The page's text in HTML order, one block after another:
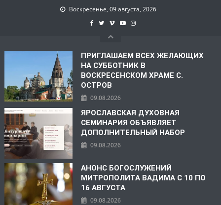
Воскресенье, 09 августа, 2026
ПРИГЛАШАЕМ ВСЕХ ЖЕЛАЮЩИХ
НА СУББОТНИК В
ВОСКРЕСЕНСКОМ ХРАМЕ С.
ОСТРОВ
09.08.2026
ЯРОСЛАВСКАЯ ДУХОВНАЯ
СЕМИНАРИЯ ОБЪЯВЛЯЕТ
ДОПОЛНИТЕЛЬНЫЙ НАБОР
09.08.2026
АНОНС БОГОСЛУЖЕНИЙ
МИТРОПОЛИТА ВАДИМА С 10 ПО
16 АВГУСТА
09.08.2026